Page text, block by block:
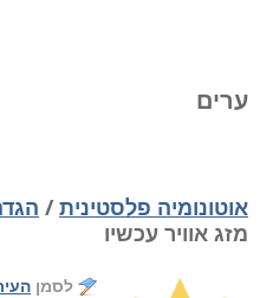
ערים
אוטונומיה פלסטינית/
מזג אוויר עכשיו
לסמן